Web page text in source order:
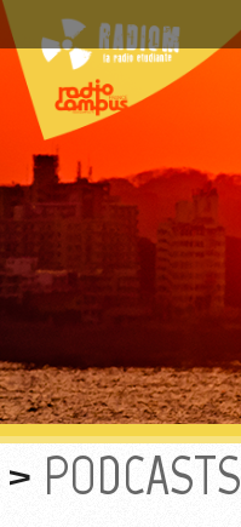
PODCASTS